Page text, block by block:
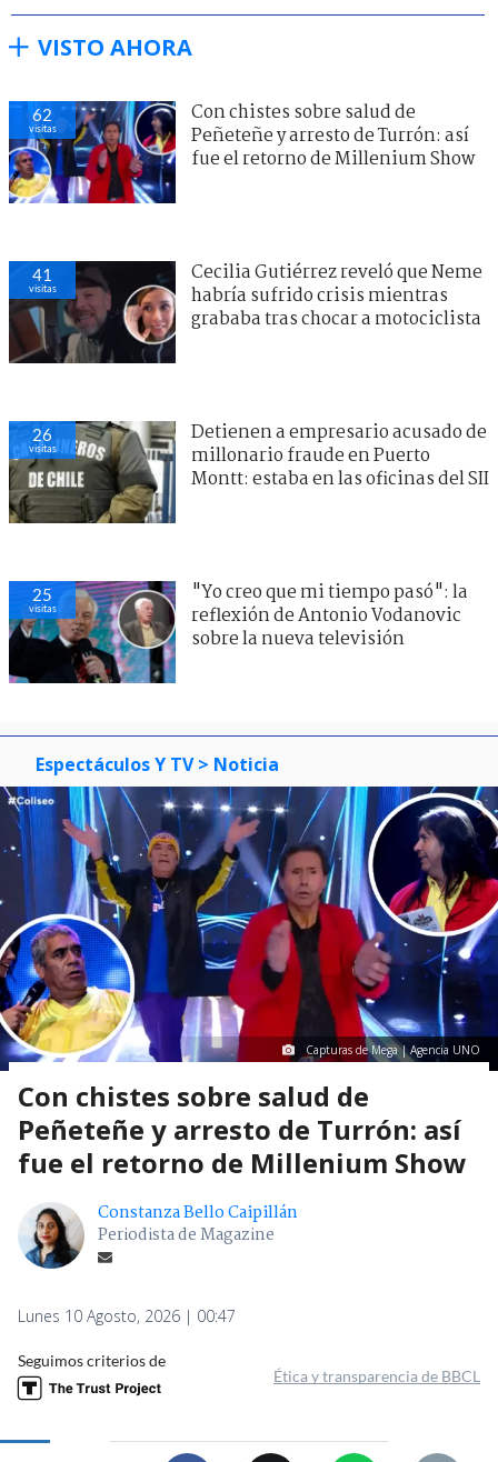
VISTO AHORA
62
visitas
Con chistes sobre salud de
Peñeteñe y arresto de Turrón: así
fue el retorno de Millenium Show
41
visitas
Cecilia Gutiérrez reveló que Neme
habría sufrido crisis mientras
grababa tras chocar a motociclista
26
visitas
Detienen a empresario acusado de
millonario fraude en Puerto
Montt: estaba en las oficinas del SII
25
visitas
"Yo creo que mi tiempo pasó": la
reflexión de Antonio Vodanovic
sobre la nueva televisión
Espectáculos Y TV > Noticia
Capturas de Mega | Agencia UNO
Con chistes sobre salud de
Peñeteñe y arresto de Turrón: así
fue el retorno de Millenium Show
Constanza Bello Caipillán
Periodista de Magazine
Lunes 10 Agosto, 2026 | 00:47
Seguimos criterios de
Ética y transparencia de BBCL